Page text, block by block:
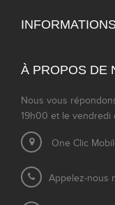
À PROPOS DE
Nous vous
19h00 et le vendredi
One Clic
Appelez-nous